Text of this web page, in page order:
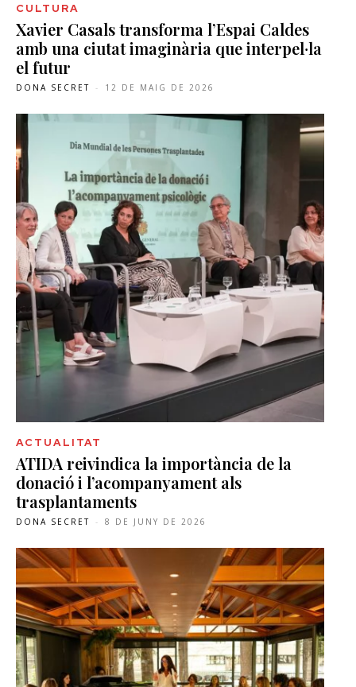
CULTURA
Xavier Casals transforma l’Espai Caldes
amb una ciutat imaginària que interpel·la
el futur
DONA SECRET - 12 DE MAIG DE 2026
ACTUALITAT
ATIDA reivindica la importància de la
donació i l’acompanyament als
trasplantaments
DONA SECRET - 8 DE JUNY DE 2026